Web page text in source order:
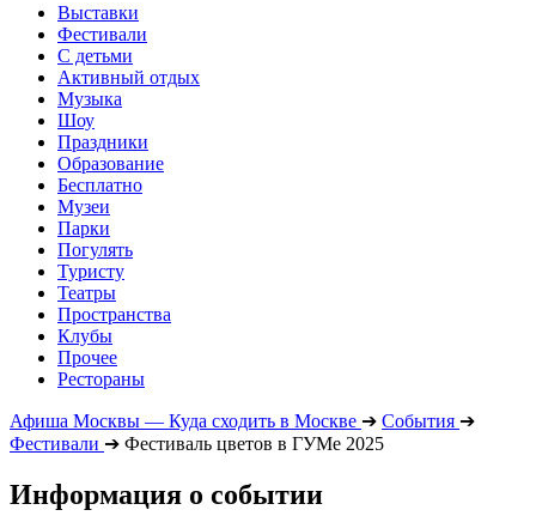
Выставки
Фестивали
С детьми
Активный отдых
Музыка
Шоу
Праздники
Образование
Бесплатно
Музеи
Парки
Погулять
Туристу
Театры
Пространства
Клубы
Прочее
Рестораны
Афиша Москвы — Куда сходить в Москве ➔ События ➔
Фестивали ➔ Фестиваль цветов в ГУМе 2025
Информация о событии